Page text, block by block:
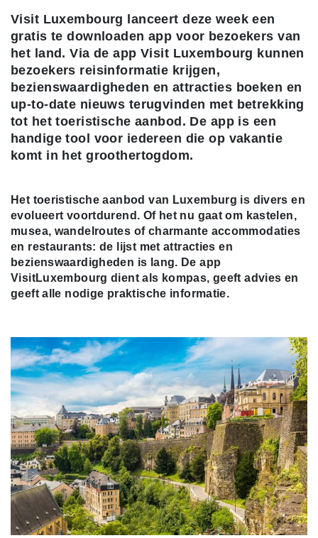
Visit Luxembourg lanceert deze week een
gratis te downloaden app voor bezoekers van
het land. Via de app Visit Luxembourg kunnen
bezoekers reisinformatie krijgen,
bezienswaardigheden en attracties boeken en
up-to-date nieuws terugvinden met betrekking
tot het toeristische aanbod. De app is een
handige tool voor iedereen die op vakantie
komt in het groothertogdom.
Het toeristische aanbod van Luxemburg is divers en
evolueert voortdurend. Of het nu gaat om kastelen,
musea, wandelroutes of charmante accommodaties
en restaurants: de lijst met attracties en
bezienswaardigheden is lang. De app
VisitLuxembourg dient als kompas, geeft advies en
geeft alle nodige praktische informatie.